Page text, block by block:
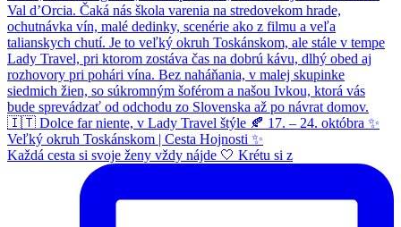
Každá cesta si svoje ženy vždy nájde 🤍 Krétu si z